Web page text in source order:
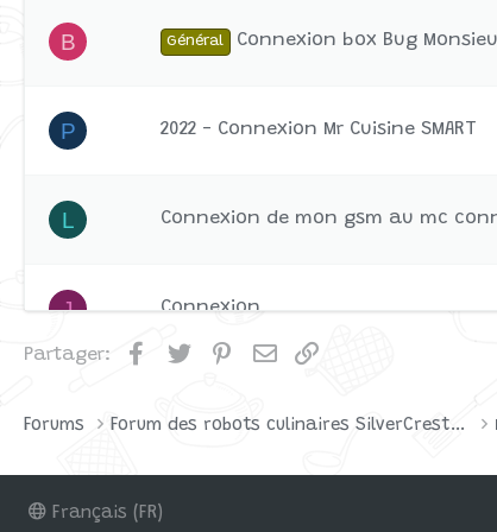
B Général Connexion box Bug
P 2022 - Connexion Mr Cuisine SMART
L Connexion de mon gsm au mc
J Connexion
Smart (déconnexion)
Partager: FacebookTwitterPinterest
Email
Forums Forum des robots culinaires SilverCrest par Lidl
Français (FR)